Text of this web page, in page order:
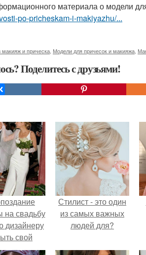
материала о модели
po-pricheskam-i-makiyazhu/...
и прическа Модели для причесок и макияжа
Поделитесь с друзьями!
на свадьбу
дизайнеру
свой
Стилист - это один
из самых важных
людей для?